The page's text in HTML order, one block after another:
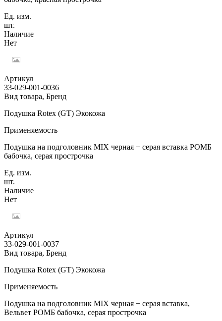
Ед. изм.
шт.
Наличие
Нет
Артикул
33-029-001-0036
Вид товара, Бренд
Подушка Rotex (GT) Экокожа
Применяемость
Подушка на подголовник MIX черная + серая вставка РОМБ
бабочка, серая прострочка
Ед. изм.
шт.
Наличие
Нет
Артикул
33-029-001-0037
Вид товара, Бренд
Подушка Rotex (GT) Экокожа
Применяемость
Подушка на подголовник MIX черная + серая вставка,
Вельвет РОМБ бабочка, серая прострочка